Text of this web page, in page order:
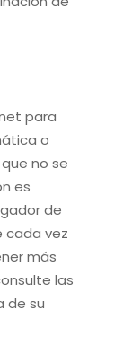
para
o
no se
es
de
cada vez
más
las
de su